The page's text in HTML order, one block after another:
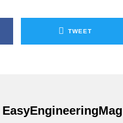
TWEET
EasyEngineeringMag